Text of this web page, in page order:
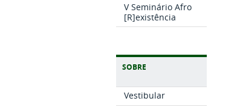
V Seminário Afro
[R]existência
SOBRE
Vestibular